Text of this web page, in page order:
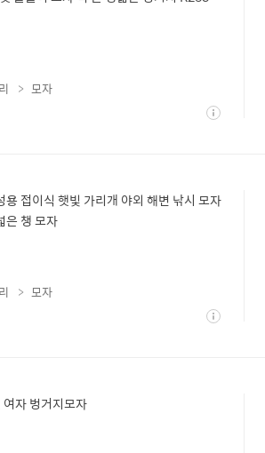
상
모자
접이식 햇빛 가리개 야외 해변 낚시 모자
은 챙 모자
상
모자
자 벙거지모자